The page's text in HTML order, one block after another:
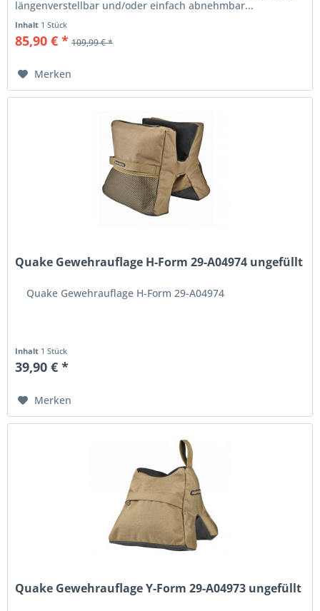
längenverstellbar und/oder einfach abnehmbar...
Inhalt 1 Stück
85,90 € * 109,99 € *
Merken
Quake Gewehrauflage H-Form 29-A04974 ungefüllt
Quake Gewehrauflage H-Form 29-A04974
Inhalt 1 Stück
39,90 € *
Merken
Quake Gewehrauflage Y-Form 29-A04973 ungefüllt